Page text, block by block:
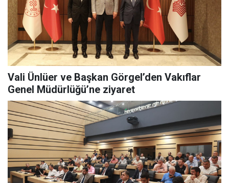
Vali Ünlüer ve Başkan Görgel’den Vakıflar
Genel Müdürlüğü’ne ziyaret